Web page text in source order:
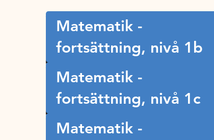
Matematik -
fortsättning, nivå 1b
Matematik -
fortsättning, nivå 1c
Matematik -